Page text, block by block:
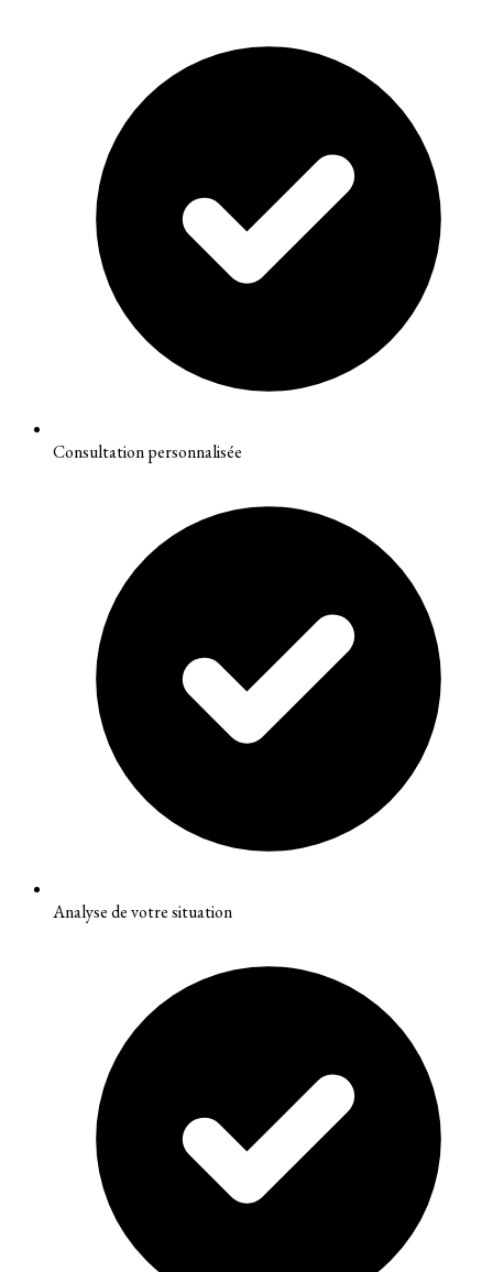
Consultation personnalisée
Analyse de votre situation